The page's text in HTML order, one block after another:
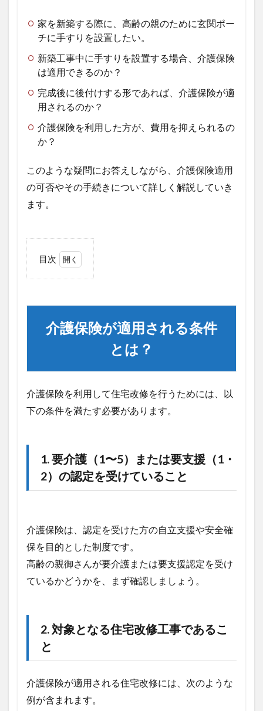
家を新築する際に、高齢の親のために玄関ポー
チに手すりを設置したい。
新築工事中に手すりを設置する場合、介護保険
は適用できるのか？
完成後に後付けする形であれば、介護保険が適
用されるのか？
介護保険を利用した方が、費用を抑えられるの
か？
このような疑問にお答えしながら、介護保険適用
の可否やその手続きについて詳しく解説していき
ます。
目次
用さ
れる
1. 要
介護
要支
援
（1・
いる
こと
1.2
象と
工事
るこ
と
2
新築
工事
介護保険が適用される条件
とは？
介護保険を利用して住宅改修を行うためには、以
下の条件を満たす必要があります。
1.要介護（1〜5）または要支援（1・
2）の認定を受けていること
介護保険は、認定を受けた方の自立支援や安全確
保を目的とした制度です。
高齢の親御さんが要介護または要支援認定を受け
ているかどうかを、まず確認しましょう。
2. 対象となる住宅改修工事であるこ
と
介護保険が適用される住宅改修には、次のような
例が含まれます。